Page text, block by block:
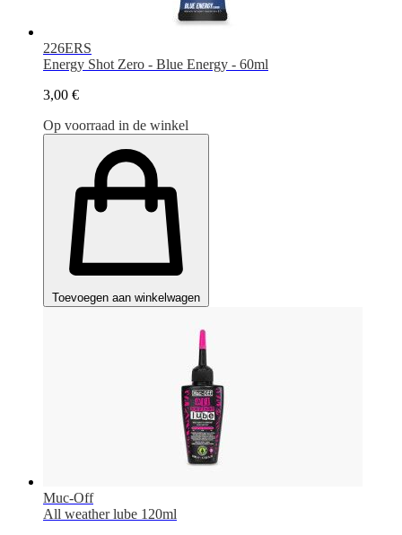
226ERS
Energy Shot Zero - Blue Energy - 60ml
3,00 €
Op voorraad in de winkel
Toevoegen aan winkelwagen
Muc-Off
All weather lube 120ml